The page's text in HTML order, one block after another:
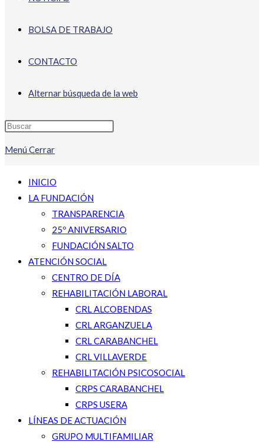
BOLSA DE TRABAJO
CONTACTO
Alternar búsqueda de la web
Menú Cerrar
INICIO
LA FUNDACIÓN
TRANSPARENCIA
25º ANIVERSARIO
FUNDACIÓN SALTO
ATENCIÓN SOCIAL
CENTRO DE DÍA
REHABILITACIÓN LABORAL
CRL ALCOBENDAS
CRL ARGANZUELA
CRL CARABANCHEL
CRL VILLAVERDE
REHABILITACIÓN PSICOSOCIAL
CRPS CARABANCHEL
CRPS USERA
LÍNEAS DE ACTUACIÓN
GRUPO MULTIFAMILIAR